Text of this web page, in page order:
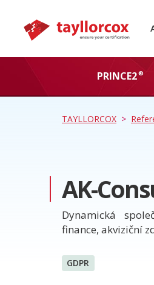
PRINCE2®
TAYLLORCOX >
AK-
Dynamická
finance, akviziční
GDPR